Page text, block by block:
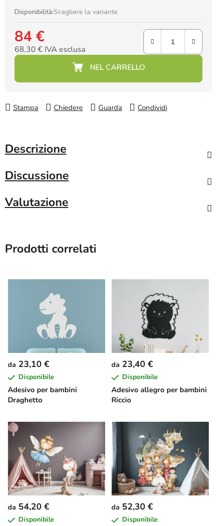
Disponibilità:Scegliere la variante
84 €
68,30 € IVA esclusa
Prezzo della misura:
Stampa Chiedere Guarda Condividi
Descrizione
Discussione
Valutazione
Prodotti correlati
Adesivo per bambini
Draghetto
da 23,10 €
Disponibile
Adesivo allegro per bambini
Riccio
da 23,40 €
Disponibile
da 54,20 €
Disponibile
da 52,30 €
Disponibile